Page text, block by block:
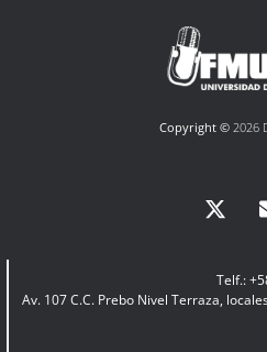
Copyright © 2026
Telf.:
Av. 107 C.C. Prebo Nivel Terraza,